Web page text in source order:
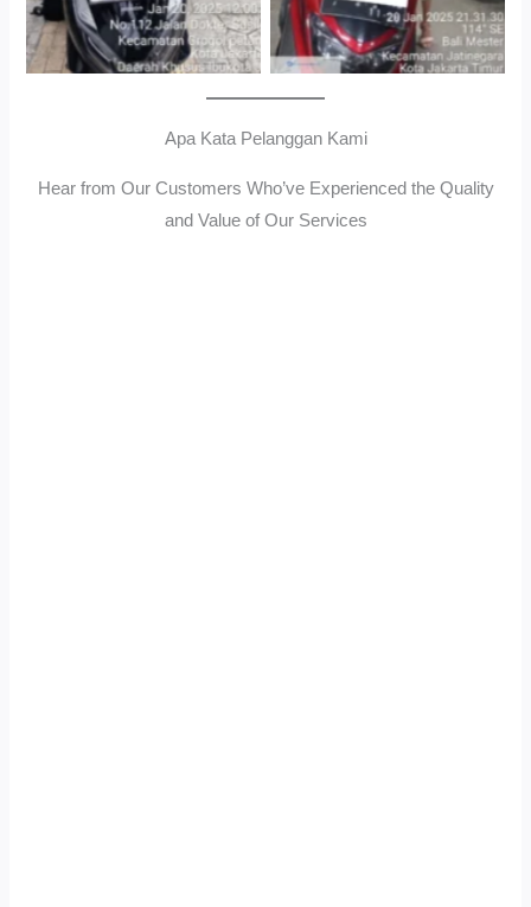
Apa Kata Pelanggan Kami
Hear from Our Customers Who’ve Experienced the Quality
and Value of Our Services